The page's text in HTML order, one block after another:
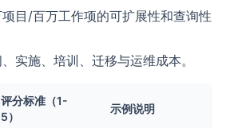
目/百万工作项的可扩展性和查询性
实施、培训、迁移与运维成本。
评分标准（1-
5）
示例说明